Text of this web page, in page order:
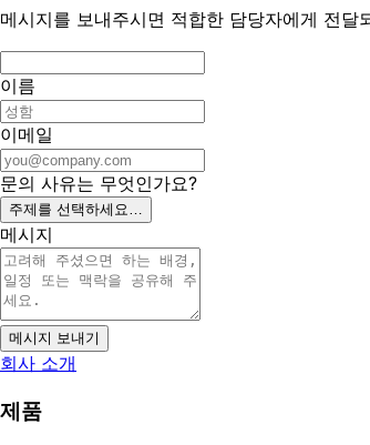
메시지를 보내주시면 적합한 담당자에게 전
이름
이메일
문의 사유는 무엇인가요?
주제를 선택하세요…
메시지
메시지 보내기
회사 소개
제품